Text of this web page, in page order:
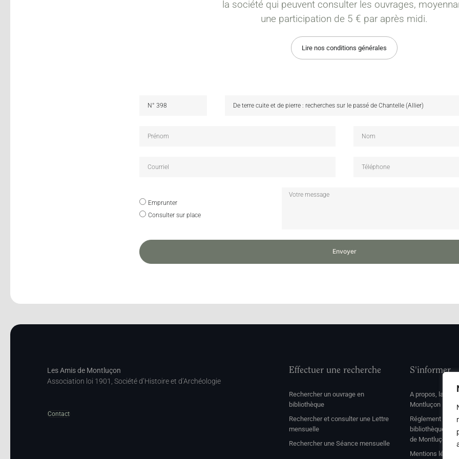
la société qui peuvent consulter les ouvrages,
une participation de 5 € par après midi.
Lire nos conditions générales
Emprunter
Consulter sur place
Envoyer
Les Amis de Montluçon
Association loi 1901, Société d’Histoire et d’Archéologie
Contact
Effectuer une recherche
Rechercher un ouvrage en
bibliothèque
Rechercher et consulter une Lettre
mensuelle
Rechercher une Séance mensuelle
S'informer
A propos, la
Montluçon
Réglement de
bibliothèque et
de Montluçon
Mentions légales